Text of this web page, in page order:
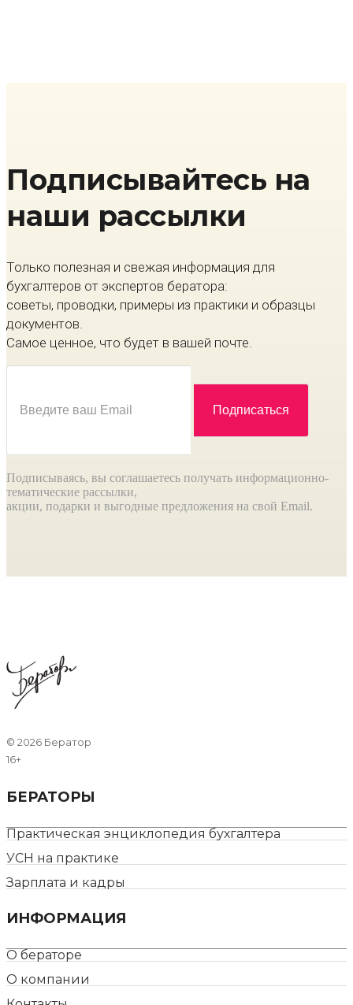
Подписывайтесь на
наши рассылки
Только полезная и свежая информация для
бухгалтеров от экспертов бератора:
советы, проводки, примеры из практики и образцы
документов.
Самое ценное, что будет в вашей почте.
Подписываясь, вы соглашаетесь получать информационно-
тематические рассылки,
акции, подарки и выгодные предложения на свой Email.
© 2026 Бератор
16+
БЕРАТОРЫ
Практическая энциклопедия бухгалтера
УСН на практике
Зарплата и кадры
ИНФОРМАЦИЯ
О бераторе
О компании